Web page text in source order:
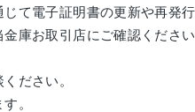
て電子証明書の更新や再発
庫お取引店にご確認ください
ださい。
。